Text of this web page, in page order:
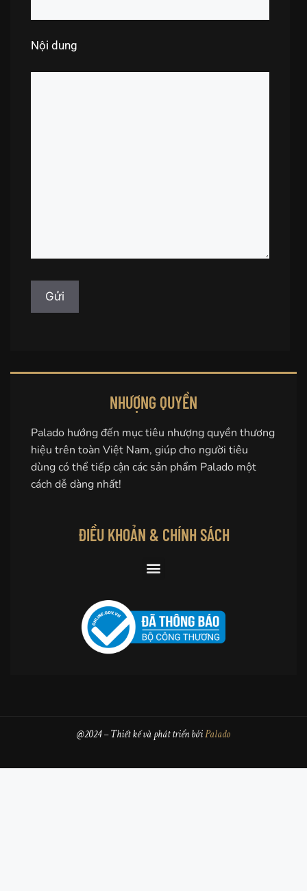
Nội dung
NHƯỢNG QUYỀN
Palado hướng đến mục tiêu nhượng quyền thương
hiệu trên toàn Việt Nam, giúp cho người tiêu
dùng có thể tiếp cận các sản phẩm Palado một
cách dễ dàng nhất!
ĐIỀU KHOẢN & CHÍNH SÁCH
@2024 – Thiết kế và phát triển bởiPalado